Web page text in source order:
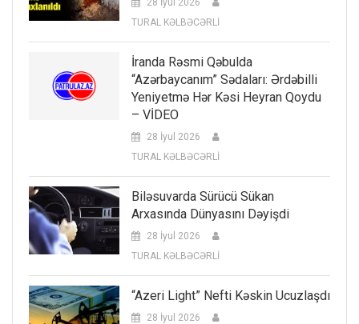
28 İyul 2026
TURAL KƏLBƏCƏRLİ
İranda Rəsmi Qəbulda
“Azərbaycanım” Sədaları: Ərdəbilli
Yeniyetmə Hər Kəsi Heyran Qoydu
– VİDEO
28 İyul 2026
TURAL KƏLBƏCƏRLİ
Biləsuvarda Sürücü Sükan
Arxasında Dünyasını Dəyişdi
28 İyul 2026
TURAL KƏLBƏCƏRLİ
“Azeri Light” Nefti Kəskin Ucuzlaşdı
28 İyul 2026